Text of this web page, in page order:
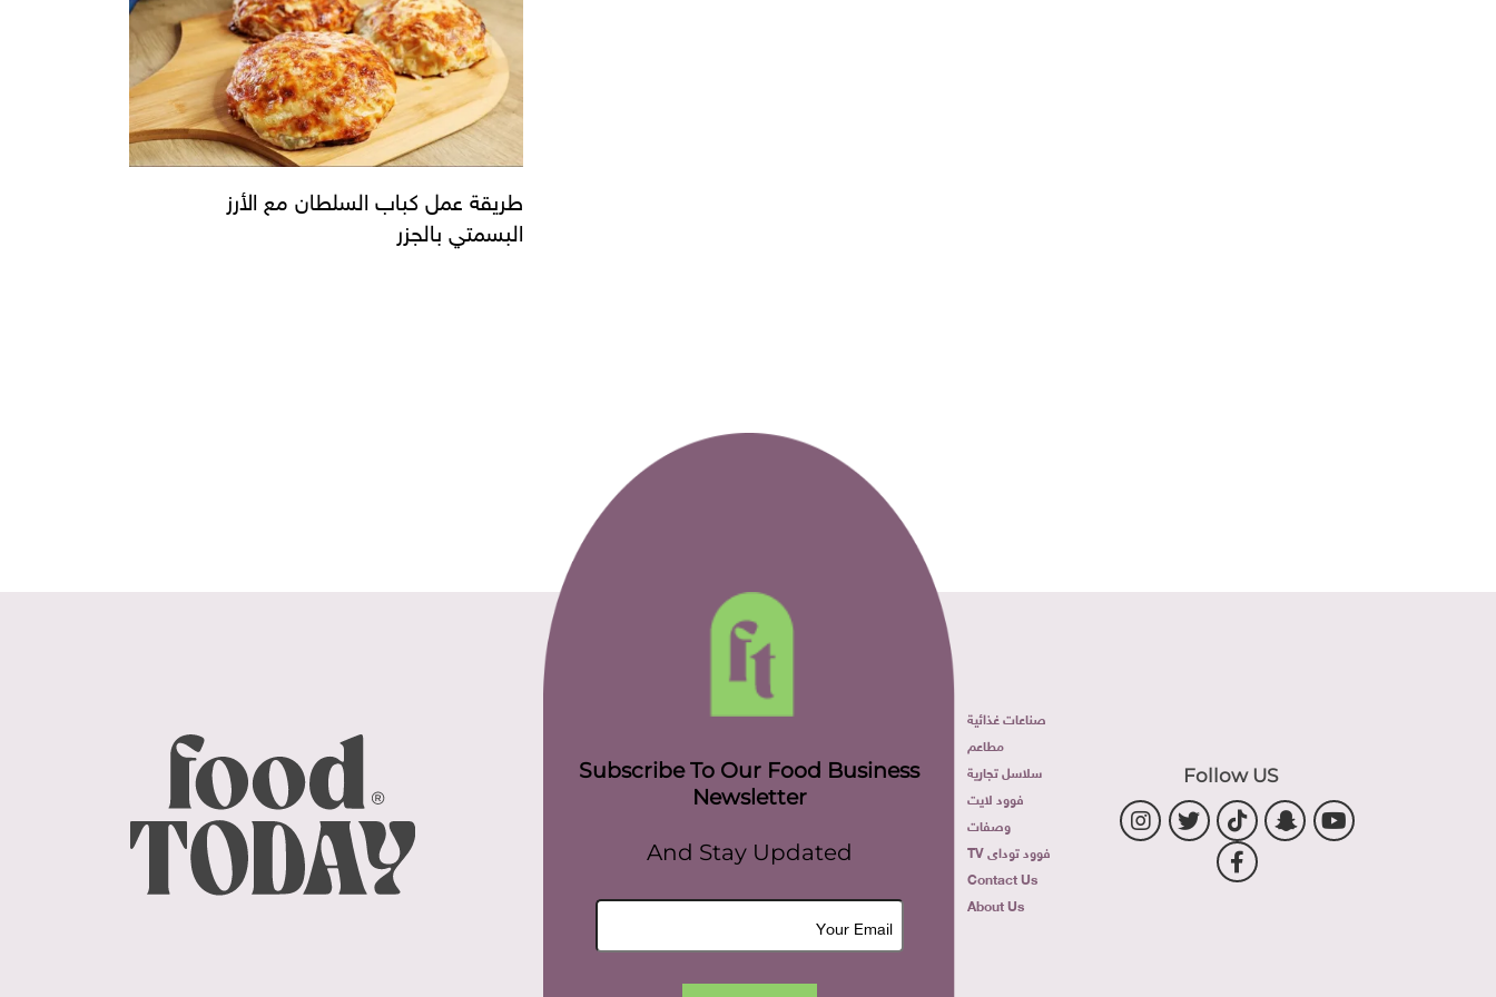
طريقة عمل كباب السلطان مع الأرز
البسمتي بالجزر
Follow US
صناعات غذائية
مطاعم
سلاسل تجارية
فوود لايت
وصفات
فوود توداى TV
Contact Us
About Us
Subscribe To Our Food Business
Newsletter
And Stay Updated